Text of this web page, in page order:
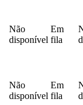
Não
disponível
Em
fila
Não
disponível
Em
fila